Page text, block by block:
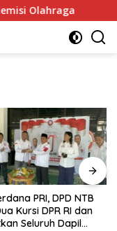
Mori
PRI, DPD NTB
Kursi DPR RI dan
Seluruh Dapil